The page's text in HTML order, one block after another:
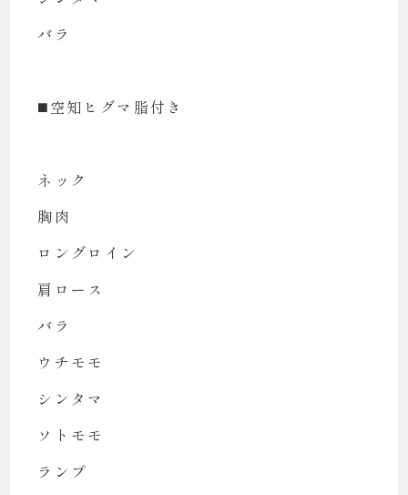
バラ
◼️空知ヒグマ脂付き
ネック
胸肉
ロングロイン
肩ロース
バラ
ウチモモ
シンタマ
ソトモモ
ランプ